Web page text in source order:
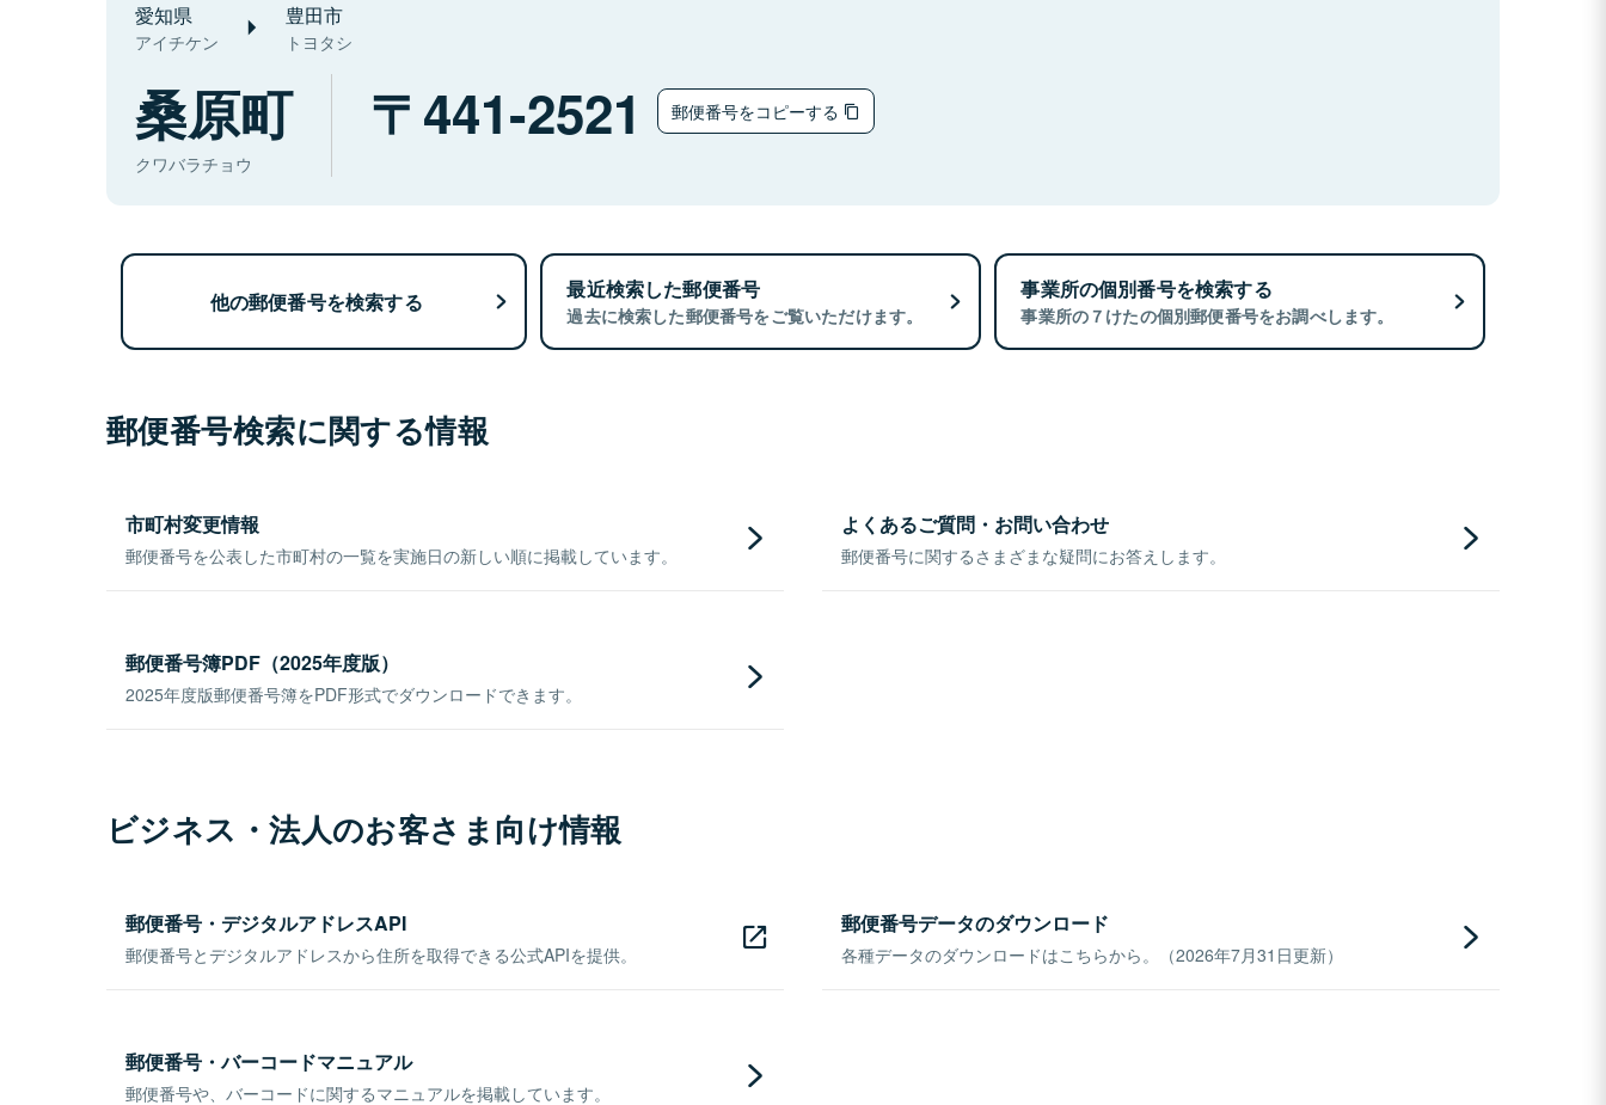
愛知県
アイチケン
豊田市
トヨタシ
桑原町
クワバラチョウ
441-2521 郵便番号をコピーする
他の郵便番号を検索する 最近検索した郵便番号
過去に検索した郵便番号をご覧いただけます。
事業所の個別番号を検索する
事業所の７けたの個別郵便番号をお調べします。
郵便番号検索に関する情報
市町村変更情報
郵便番号を公表した市町村の一覧を実施日の新しい順に掲載しています。
よくあるご質問・お問い合わせ
郵便番号に関するさまざまな疑問にお答えします。
郵便番号簿PDF（2025年度版）
2025年度版郵便番号簿をPDF形式でダウンロードできます。
ビジネス・法人のお客さま向け情報
郵便番号・デジタルアドレスAPI
郵便番号とデジタルアドレスから住所を取得できる公式APIを提供。
郵便番号データのダウンロード
各種データのダウンロードはこちらから。（2026年7月31日更新）
郵便番号・バーコードマニュアル
郵便番号や、バーコードに関するマニュアルを掲載しています。